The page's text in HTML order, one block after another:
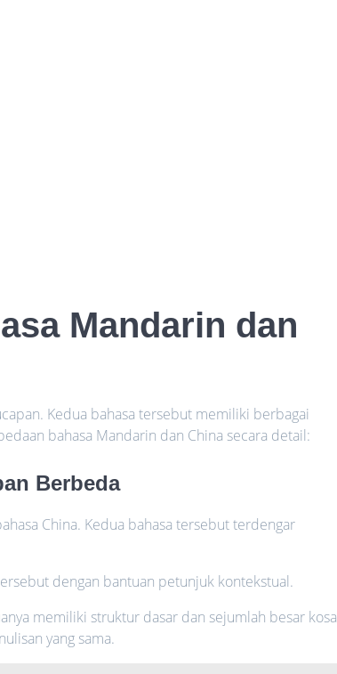
Mandarin dan
Kedua bahasa tersebut memiliki berbagai
bahasa Mandarin dan China secara detail:
Berbeda
China. Kedua bahasa tersebut terdengar
dengan bantuan petunjuk kontekstual.
memiliki struktur dasar dan sejumlah besar kosa
yang sama.